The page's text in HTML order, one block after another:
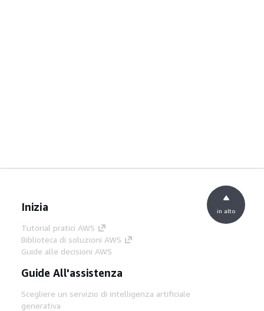
Inizia
Tutorial pratici AWS
Biblioteca di soluzioni AWS
Guide alle decisioni AWS
Guide All'assistenza
Scegliere un servizio di intelligenza artificiale
generativa
in alto